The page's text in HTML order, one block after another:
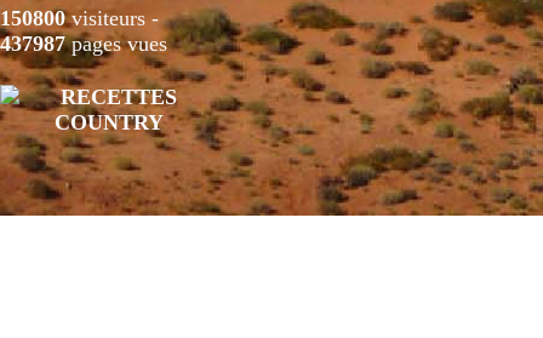
150800visiteurs -
437987pages vues